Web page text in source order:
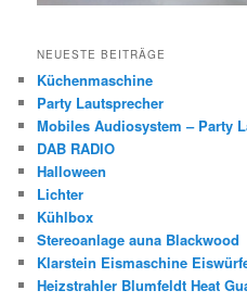
NEUESTE BEITRÄGE
Küchenmaschine
Party Lautsprecher
Mobiles Audiosystem – Party
DAB RADIO
Halloween
Lichter
Kühlbox
Stereoanlage auna Blackwood
Klarstein Eismaschine
Heizstrahler Blumfeldt Heat